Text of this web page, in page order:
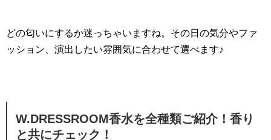
どの匂いにするか迷っちゃいますね。その日の気分やファ
ッション、演出したい雰囲気に合わせて選べます♪
W.DRESSROOM香水を全種類ご紹介！香り
と共にチェック！